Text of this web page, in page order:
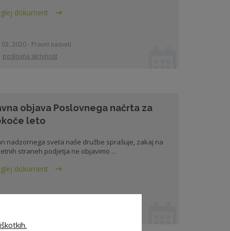
dokument
03. 2020 - Pravni nasveti
poslovna skrivnost
objava Poslovnega načrta za
leto
nadzornega sveta naše družbe sprašuje, zakaj na
straneh podjetja ne objavimo ...
dokument